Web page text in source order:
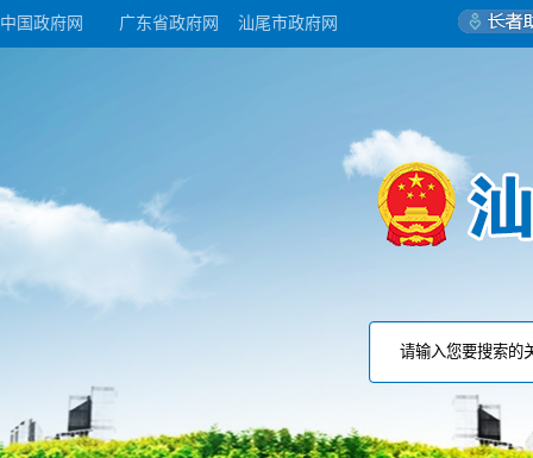
中国政府网 广东省政府网 汕尾市政府网